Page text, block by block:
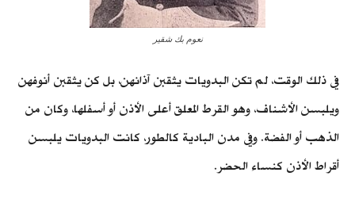
نعوم بك شقير
في ذلك الوقت، لم تكن البدويات يثقبن آذانهن، بل كن يثقبن أنوفهن
ويلبسن الأشناف، وهو القرط المعلق أعلى الأذن أو أسفلها، وكان من
الذهب أو الفضة. وفي مدن البادية كالطور، كانت البدويات يلبسن
أقراط الأذن كنساء الحضر.